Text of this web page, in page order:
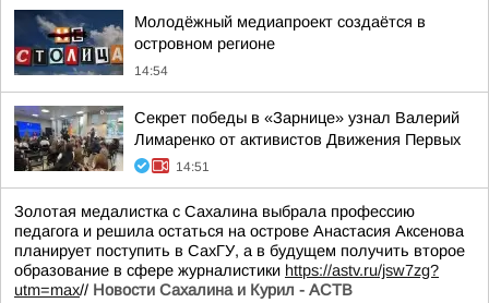
Молодёжный медиапроект создаётся в
островном регионе
14:54
Секрет победы в «Зарнице» узнал Валерий
Лимаренко от активистов Движения Первых
14:51
Золотая медалистка с Сахалина выбрала профессию
педагога и решила остаться на острове Анастасия Аксенова
планирует поступить в СахГУ, а в будущем получить второе
образование в сфере журналистики https://astv.ru/jsw7zg?
utm=max// Новости Сахалина и Курил - АСТВ